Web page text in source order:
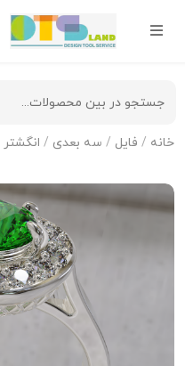
خانه / فایل / سه بعدی / انگشتر